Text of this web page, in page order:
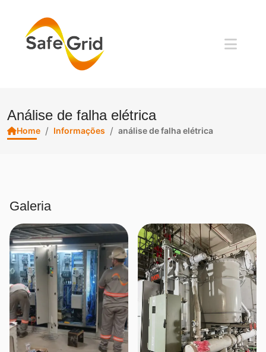
Análise de falha elétrica
Home / Informações / análise de falha elétrica
Galeria